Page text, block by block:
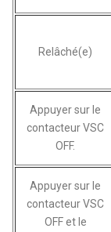
Relâché(e)
Appuyer sur le
contacteur VSC
OFF.
Appuyer sur le
contacteur VSC
OFF et le